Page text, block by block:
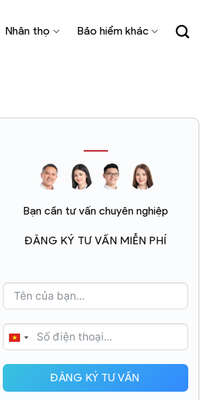
Nhân thọ Bảo hiểm khác
Bạn cần tư vấn chuyên nghiệp
ĐĂNG KÝ TƯ VẤN MIỄN PHÍ
VIETNAM
ĐĂNG KÝ TƯ VẤN